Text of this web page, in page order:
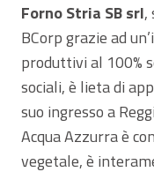
Forno Stria SB srl,
BCorp grazie ad
produttivi al 100%
sociali, è lieta di
suo ingresso a
Acqua Azzurra è
vegetale, è